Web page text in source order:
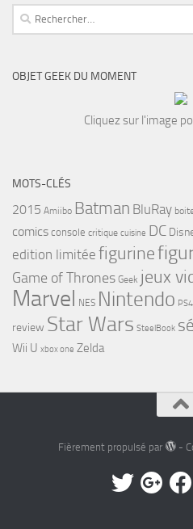
Rechercher :
OBJET GEEK DU MOMENT
Cliquez sur l'image
MOTS-CLÉS
2015 Amiibo Batman BluRay
comics console critique cuisine DC
edition limitée figurine
Game of Thrones Geek jeux
Marvel NES Nintendo PS4
review Star Wars SteelBook
Wii U xbox one Zelda
Fièrement propulsé par -